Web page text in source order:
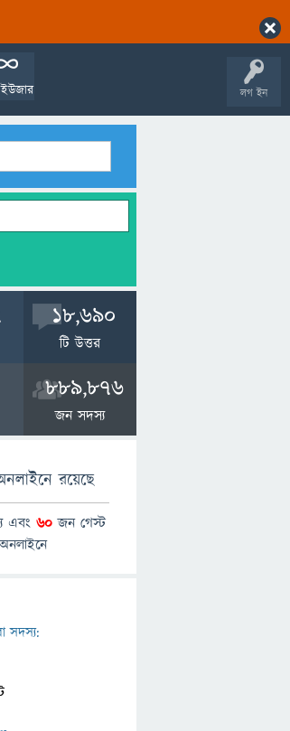
লগ ইন
18,690
টি উত্তর
889,876
জন সদস্য
রয়েছে
এবং 60 জন গেস্ট
অনলাইনে
সদস্য: